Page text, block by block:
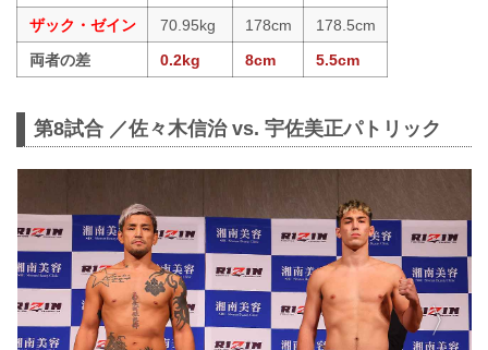
ザック・ゼイン
70.95kg 178cm
178.5cm
両者の差
0.2kg 8cm 5.5cm
第8試合 ／佐々木信治 vs. 宇佐美正パトリック